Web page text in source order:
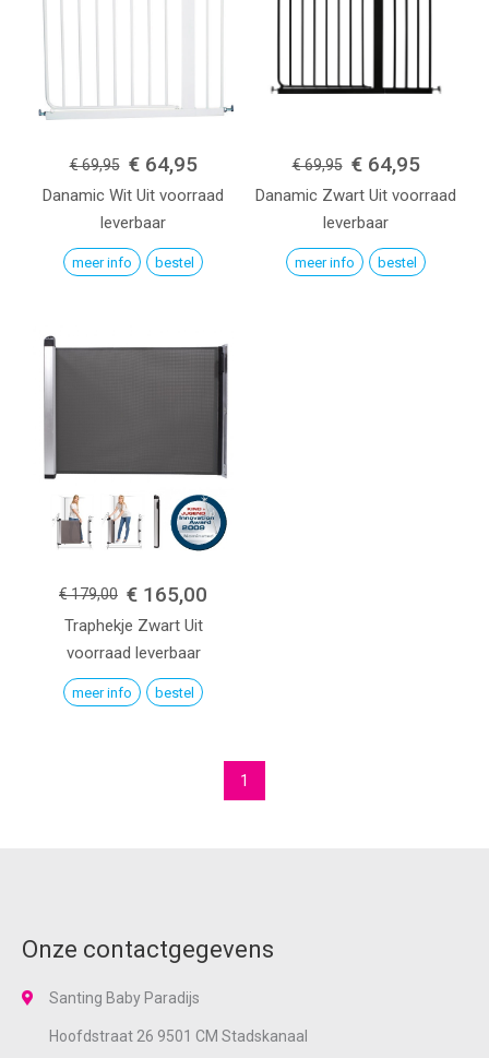
€ 69,95 € 64,95
Danamic Wit Uit voorraad
leverbaar
meer info bestel
€ 69,95 € 64,95
Danamic Zwart Uit voorraad
leverbaar
meer info bestel
€ 179,00 € 165,00
Traphekje Zwart Uit
voorraad leverbaar
meer info bestel
1
Onze contactgegevens
Santing Baby Paradijs
Hoofdstraat 26 9501 CM Stadskanaal